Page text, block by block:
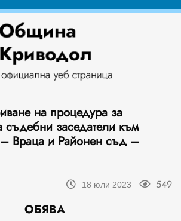
на процедура за
съдебни заседатели към
Враца и Районен съд –
18 юли 2023 549
ОБЯВА